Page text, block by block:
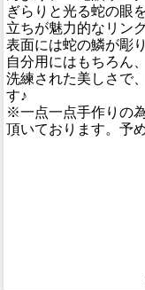
ぎらりと光る蛇の眼
立ちが魅力的なリン
表面には蛇の鱗が彫
自分用にはもちろん
洗練された美しさで
す♪
※一点一点手作りの
頂いております。予